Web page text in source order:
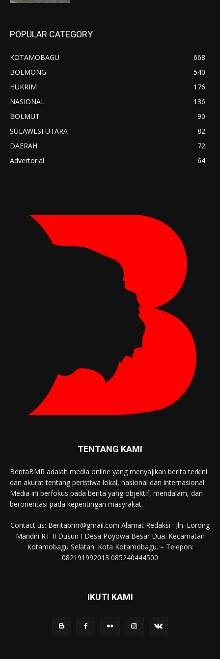
POPULAR CATEGORY
KOTAMOBAGU
668
BOLMONG
540
HUKRIM
176
NASIONAL
136
BOLMUT
90
SULAWESI UTARA
82
DAERAH
72
Advertorial
64
TENTANG KAMI
BeritaBMR adalah media online yang menyajikan berita terkini
dan akurat tentang peristiwa lokal, nasional dan internasional.
Media ini berfokus pada berita yang objektif, mendalam, dan
berorientasi pada kepentingan masyrakat.
Contact us: Beritabmr@gmail.com Alamat Redaksi : Jln. Lorong
Mandiri RT II Dusun I Desa Poyowa Besar Dua. Kecamatan
Kotamobagu Selatan. Kota Kotamobagu. – Telepon:
082191992013 085240444500
IKUTI KAMI